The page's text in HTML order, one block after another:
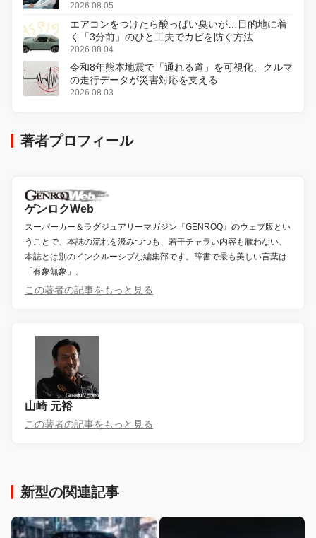
2026.08.05
エアコンをつけたら酸っぱい臭いが…目的地に着
く「3分前」のひと工夫でカビを防ぐ方法
2026.08.04
令和8年熊本地震で「通れる道」を可視化、クルマ
の走行データが災害対応を支える
2026.08.03
著者プロフィール
ゲンロクWeb
スーパーカー＆ラグジュアリーマガジン『GENROQ』のウェブ版とい
うことで、本誌の流れを汲みつつも、若干チャラい内容も厭わない、
本誌とは別のインクルーシブな編集部です。辞書で最も美しい言葉は
「有象無象」。
この著者の記事をもっと見る
山崎 元裕
この著者の記事をもっと見る
新型の関連記事